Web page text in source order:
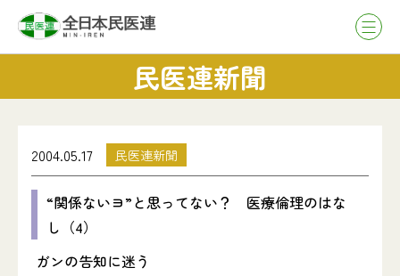
民医連新聞
2004.05.17 民医連新聞
“関係ないヨ”と思ってない？ 医療倫理のはな
し（4）
ガンの告知に迷う